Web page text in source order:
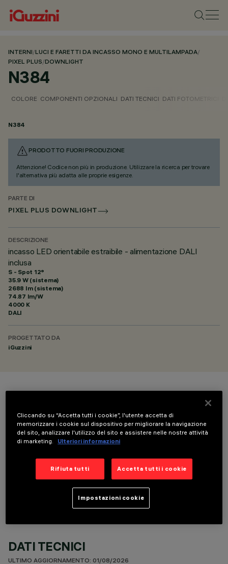
INTERNI/LUCI E FARETTI DA INCASSO MONO E MULTILAMPADA/
PIXEL PLUS/DOWNLIGHT
N384
COLORE COMPONENTI OPZIONALI DATI TECNICI DATI FOTOMETRICI
N384
PRODOTTO FUORI PRODUZIONE
Attenzione! Codice non più in produzione. Utilizzare la ricerca per trovare
l'alternativa più adatta alle proprie esigenze.
PARTE DI
PIXEL PLUS DOWNLIGHT
DESCRIZIONE
incasso LED orientabile estraibile - alimentazione DALI
inclusa
S - Spot 12°
35.9 W (sistema)
2688 lm (sistema)
74.87 lm/W
4000 K
DALI
PROGETTATO DA
iGuzzini
COMPONENTI OPZIONALI
DATI TECNICI
ULTIMO AGGIORNAMENTO: 01/08/2026
Cliccando su “Accetta tutti i cookie”, l'utente accetta di
memorizzare i cookie sul dispositivo per migliorare la navigazione
del sito, analizzare l'utilizzo del sito e assistere nelle nostre attività
di marketing.
Ulteriori informazioni
Rifiuta tutti Accetta tutti i cookie
Impostazioni cookie